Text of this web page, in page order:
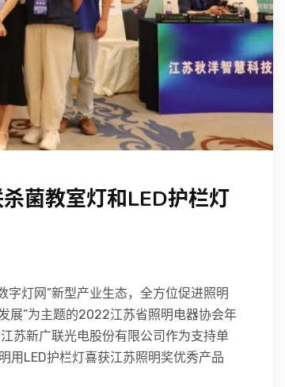
菌教室灯和LED护栏灯
灯网”新型产业生态，全方位促进照明
展”为主题的2022江苏省照明电器协会年
苏新广联光电股份有限公司作为支持单
用LED护栏灯喜获江苏照明奖优秀产品